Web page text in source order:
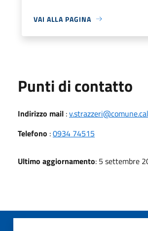
VAI ALLA PAGINA
Punti di contatto
Indirizzo mail :
Telefono :0934 74515
Ultimo aggiornamento: 5 settembre